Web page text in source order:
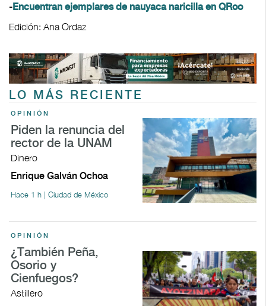
-Encuentran ejemplares de nauyaca naricilla en QRoo
Edición: Ana Ordaz
LO MÁS RECIENTE
OPINIÓN
Piden la renuncia del
rector de la UNAM
Dinero
Enrique Galván Ochoa
Hace 1 h | Ciudad de México
OPINIÓN
¿También Peña,
Osorio y
Cienfuegos?
Astillero